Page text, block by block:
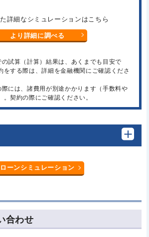
詳細なシミュレーションはこちら
より詳細に調べる
試算（計算）結果は、あくまでも目安で
をする際は、詳細を金融機関にご確認くださ
には、諸費用が別途かかります（手数料や
契約の際にご確認ください。
ローンシミュレーション
合わせ